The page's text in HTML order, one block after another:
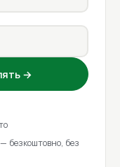
→
безкоштовно, без